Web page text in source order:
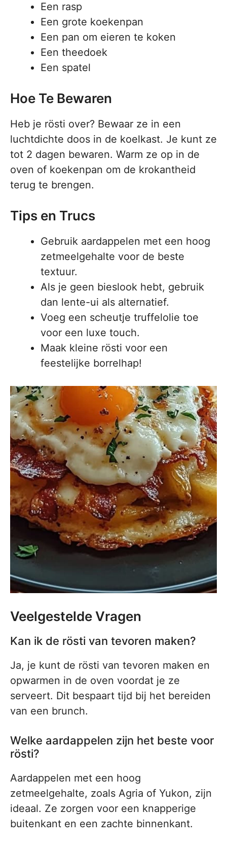
Een rasp
Een grote koekenpan
Een pan om eieren te koken
Een theedoek
Een spatel
Hoe Te Bewaren
Heb je rösti over? Bewaar ze in een
luchtdichte doos in de koelkast. Je kunt ze
tot 2 dagen bewaren. Warm ze op in de
oven of koekenpan om de krokantheid
terug te brengen.
Tips en Trucs
Gebruik aardappelen met een hoog
zetmeelgehalte voor de beste
textuur.
Als je geen bieslook hebt, gebruik
dan lente-ui als alternatief.
Voeg een scheutje truffelolie toe
voor een luxe touch.
Maak kleine rösti voor een
feestelijke borrelhap!
Veelgestelde Vragen
Kan ik de rösti van tevoren maken?
Ja, je kunt de rösti van tevoren maken en
opwarmen in de oven voordat je ze
serveert. Dit bespaart tijd bij het bereiden
van een brunch.
Welke aardappelen zijn het beste voor
rösti?
Aardappelen met een hoog
zetmeelgehalte, zoals Agria of Yukon, zijn
ideaal. Ze zorgen voor een knapperige
buitenkant en een zachte binnenkant.